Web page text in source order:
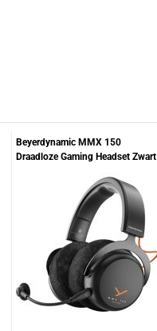
Beyerdynamic MMX 150
Draadloze Gaming Headset Zwart